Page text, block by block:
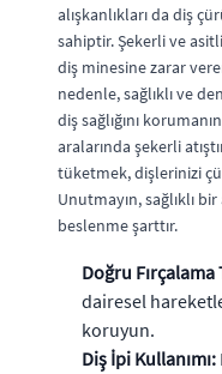
alışkanlıkları da diş
sahiptir. Şekerli ve
diş minesine zarar
nedenle, sağlıklı ve
diş sağlığını
aralarında şekerli
tüketmek, dişlerinizi
Unutmayın, sağlıklı
beslenme şarttır.
Doğru
dairesel
koruyun.
Diş İpi Kullanımı: